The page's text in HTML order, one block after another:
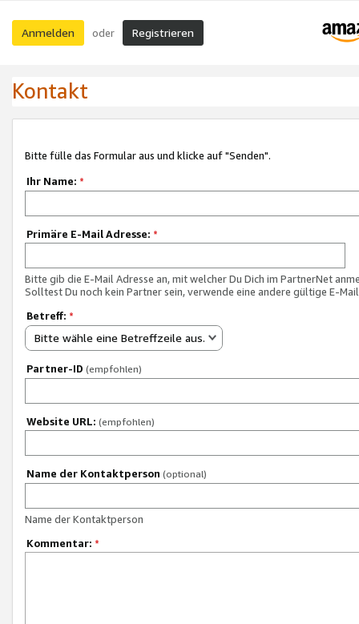
Anmelden oder Registrieren
Kontakt
Bitte fülle das Formular aus und klicke auf "Senden".
Ihr Name: *
Primäre E-Mail Adresse: *
Bitte gib die E-Mail Adresse an, mit welcher Du Dich im PartnerNet
Solltest Du noch kein Partner sein, verwende eine andere gültige E-
Betreff: *
Bitte wähle eine Betreffzeile aus.
Partner-ID (empfohlen)
Website URL: (empfohlen)
Name der Kontaktperson (optional)
Name der Kontaktperson
Kommentar: *